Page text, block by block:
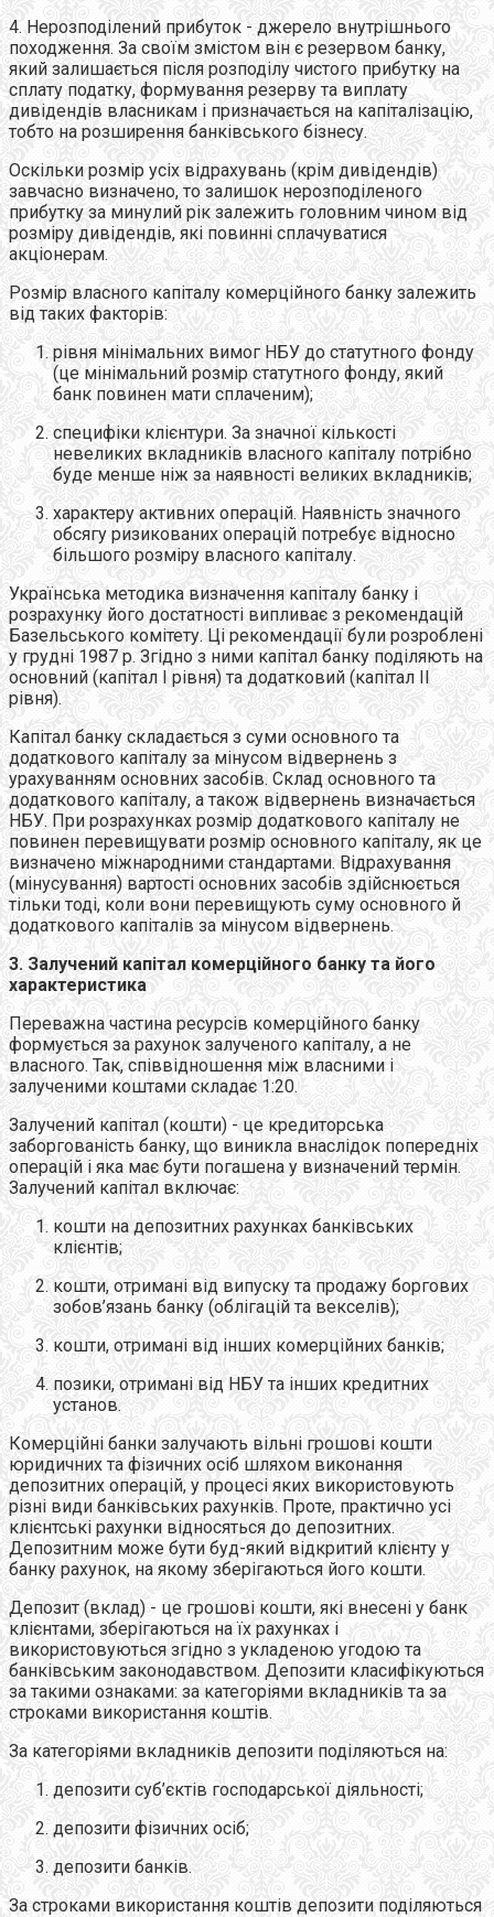
4. Нерозподілений прибуток - джерело внутрішнього
походження. За своїм змістом він є резервом банку,
який залишається після розподілу чистого прибутку на
сплату податку, формування резерву та виплату
дивідендів власникам і призначається на капіталізацію,
тобто на розширення банківського бізнесу.
Оскільки розмір усіх відрахувань (крім дивідендів)
завчасно визначено, то залишок нерозподіленого
прибутку за минулий рік залежить головним чином від
розміру дивідендів, які повинні сплачуватися
акціонерам.
Розмір власного капіталу комерційного банку залежить
від таких факторів:
рівня мінімальних вимог НБУ до статутного фонду
(це мінімальний розмір статутного фонду, який
банк повинен мати сплаченим);
специфіки клієнтури. За значної кількості
невеликих вкладників власного капіталу потрібно
буде менше ніж за наявності великих вкладників;
характеру активних операцій. Наявність значного
обсягу ризикованих операцій потребує відносно
більшого розміру власного капіталу.
Українська методика визначення капіталу банку і
розрахунку його достатності випливає з рекомендацій
Базельського комітету. Ці рекомендації були розроблені
у грудні 1987 р. Згідно з ними капітал банку поділяють на
основний (капітал І рівня) та додатковий (капітал II
рівня).
Капітал банку складається з суми основного та
додаткового капіталу за мінусом відвернень з
урахуванням основних засобів. Склад основного та
додаткового капіталу, а також відвернень визначається
НБУ. При розрахунках розмір додаткового капіталу не
повинен перевищувати розмір основного капіталу, як це
визначено міжнародними стандартами. Відрахування
(мінусування) вартості основних засобів здійснюється
тільки тоді, коли вони перевищують суму основного й
додаткового капіталів за мінусом відвернень.
3. Залучений капітал комерційного банку та його
характеристика
Переважна частина ресурсів комерційного банку
формується за рахунок залученого капіталу, а не
власного. Так, співвідношення між власними і
залученими коштами складає 1:20.
Залучений капітал (кошти) - це кредиторська
заборгованість банку, що виникла внаслідок попередніх
операцій і яка має бути погашена у визначений термін.
Залучений капітал включає:
кошти на депозитних рахунках банківських
клієнтів;
кошти, отримані від випуску та продажу боргових
зобов’язань банку (облігацій та векселів);
кошти, отримані від інших комерційних банків;
позики, отримані від НБУ та інших кредитних
установ.
Комерційні банки залучають вільні грошові кошти
юридичних та фізичних осіб шляхом виконання
депозитних операцій, у процесі яких використовують
різні види банківських рахунків. Проте, практично усі
клієнтські рахунки відносяться до депозитних.
Депозитним може бути буд-який відкритий клієнту у
банку рахунок, на якому зберігаються його кошти.
Депозит (вклад) - це грошові кошти, які внесені у банк
клієнтами, зберігаються на їх рахунках і
використовуються згідно з укладеною угодою та
банківським законодавством. Депозити класифікуються
за такими ознаками: за категоріями вкладників та за
строками використання коштів.
За категоріями вкладників депозити поділяються на:
депозити суб’єктів господарської діяльності;
депозити фізичних осіб;
депозити банків.
За строками використання коштів депозити поділяються